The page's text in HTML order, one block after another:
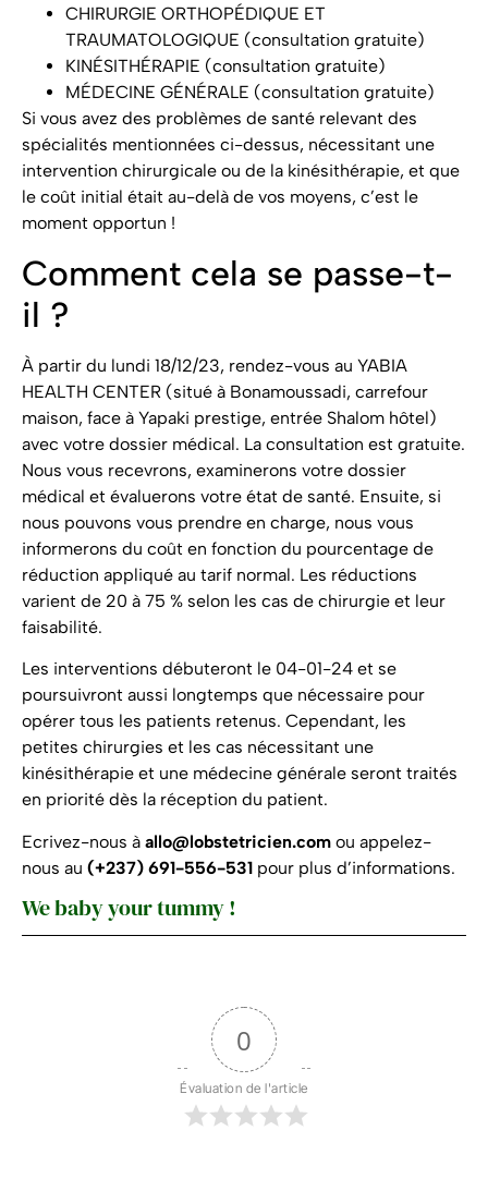
CHIRURGIE ORTHOPÉDIQUE ET
TRAUMATOLOGIQUE (consultation gratuite)
KINÉSITHÉRAPIE (consultation gratuite)
MÉDECINE GÉNÉRALE (consultation gratuite)
Si vous avez des problèmes de santé relevant des
spécialités mentionnées ci-dessus, nécessitant une
intervention chirurgicale ou de la kinésithérapie, et que
le coût initial était au-delà de vos moyens, c’est le
moment opportun !
Comment cela se passe-t-
il ?
À partir du lundi 18/12/23, rendez-vous au YABIA
HEALTH CENTER (situé à Bonamoussadi, carrefour
maison, face à Yapaki prestige, entrée Shalom hôtel)
avec votre dossier médical. La consultation est gratuite.
Nous vous recevrons, examinerons votre dossier
médical et évaluerons votre état de santé. Ensuite, si
nous pouvons vous prendre en charge, nous vous
informerons du coût en fonction du pourcentage de
réduction appliqué au tarif normal. Les réductions
varient de 20 à 75 % selon les cas de chirurgie et leur
faisabilité.
Les interventions débuteront le 04-01-24 et se
poursuivront aussi longtemps que nécessaire pour
opérer tous les patients retenus. Cependant, les
petites chirurgies et les cas nécessitant une
kinésithérapie et une médecine générale seront traités
en priorité dès la réception du patient.
Ecrivez-nous à allo@lobstetricien.com ou appelez-
nous au (+237) 691-556-531 pour plus d’informations.
We baby your tummy !
0
Évaluation de l'article